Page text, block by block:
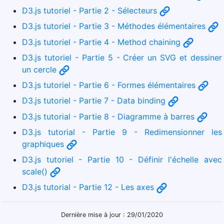
D3.js tutoriel - Partie 2 - Sélecteurs
D3.js tutoriel - Partie 3 - Méthodes élémentaires
D3.js tutoriel - Partie 4 - Method chaining
D3.js tutoriel - Partie 5 - Créer un SVG et dessiner
un cercle
D3.js tutoriel - Partie 6 - Formes élémentaires
D3.js tutoriel - Partie 7 - Data binding
D3.js tutorial - Partie 8 - Diagramme à barres
D3.js tutorial - Partie 9 - Redimensionner les
graphiques
D3.js tutoriel - Partie 10 - Définir l'échelle avec
scale()
D3.js tutorial - Partie 12 - Les axes
Dernière mise à jour : 29/01/2020